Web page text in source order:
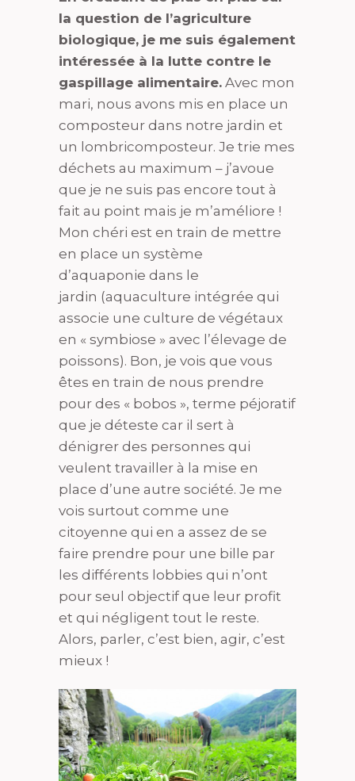
la question de l’agriculture
biologique, je me suis également
intéressée à la lutte contre le
gaspillage alimentaire. Avec mon
mari, nous avons mis en place un
composteur dans notre jardin et
un lombricomposteur. Je trie mes
déchets au maximum – j’avoue
que je ne suis pas encore tout à
fait au point mais je m’améliore !
Mon chéri est en train de mettre
en place un système
d’aquaponie dans le
jardin (aquaculture intégrée qui
associe une culture de végétaux
en « symbiose » avec l’élevage de
poissons). Bon, je vois que vous
êtes en train de nous prendre
pour des « bobos », terme péjoratif
que je déteste car il sert à
dénigrer des personnes qui
veulent travailler à la mise en
place d’une autre société. Je me
vois surtout comme une
citoyenne qui en a assez de se
faire prendre pour une bille par
les différents lobbies qui n’ont
pour seul objectif que leur profit
et qui négligent tout le reste.
Alors, parler, c’est bien, agir, c’est
mieux !